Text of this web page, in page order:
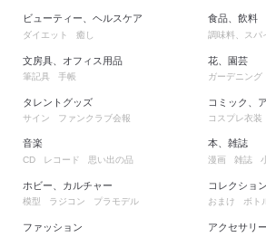
ビューティー、ヘルスケア
ダイエット 癒し
文房具、オフィス用品
筆記具 手帳
タレントグッズ
サイン ファンクラブ会報
食品、飲料
調味料、スパ
花、園芸
ガーデニング
コミック、
コスプレ衣装
音楽
CD レコード 思い出の品
ホビー、カルチャー
模型 ラジコン プラモデル
ファッション
本、雑誌
漫画 雑誌
コレクション
おまけ ボト
アクセサリ